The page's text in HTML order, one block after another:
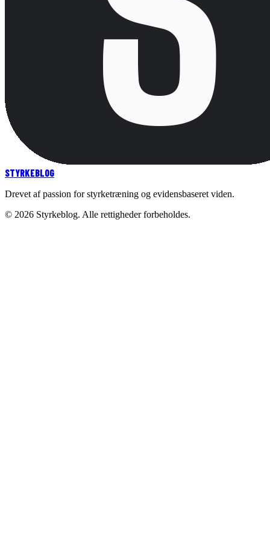
STYRKEBLOG
Drevet af passion for styrketræning og evidensbaseret viden.
© 2026 Styrkeblog. Alle rettigheder forbeholdes.